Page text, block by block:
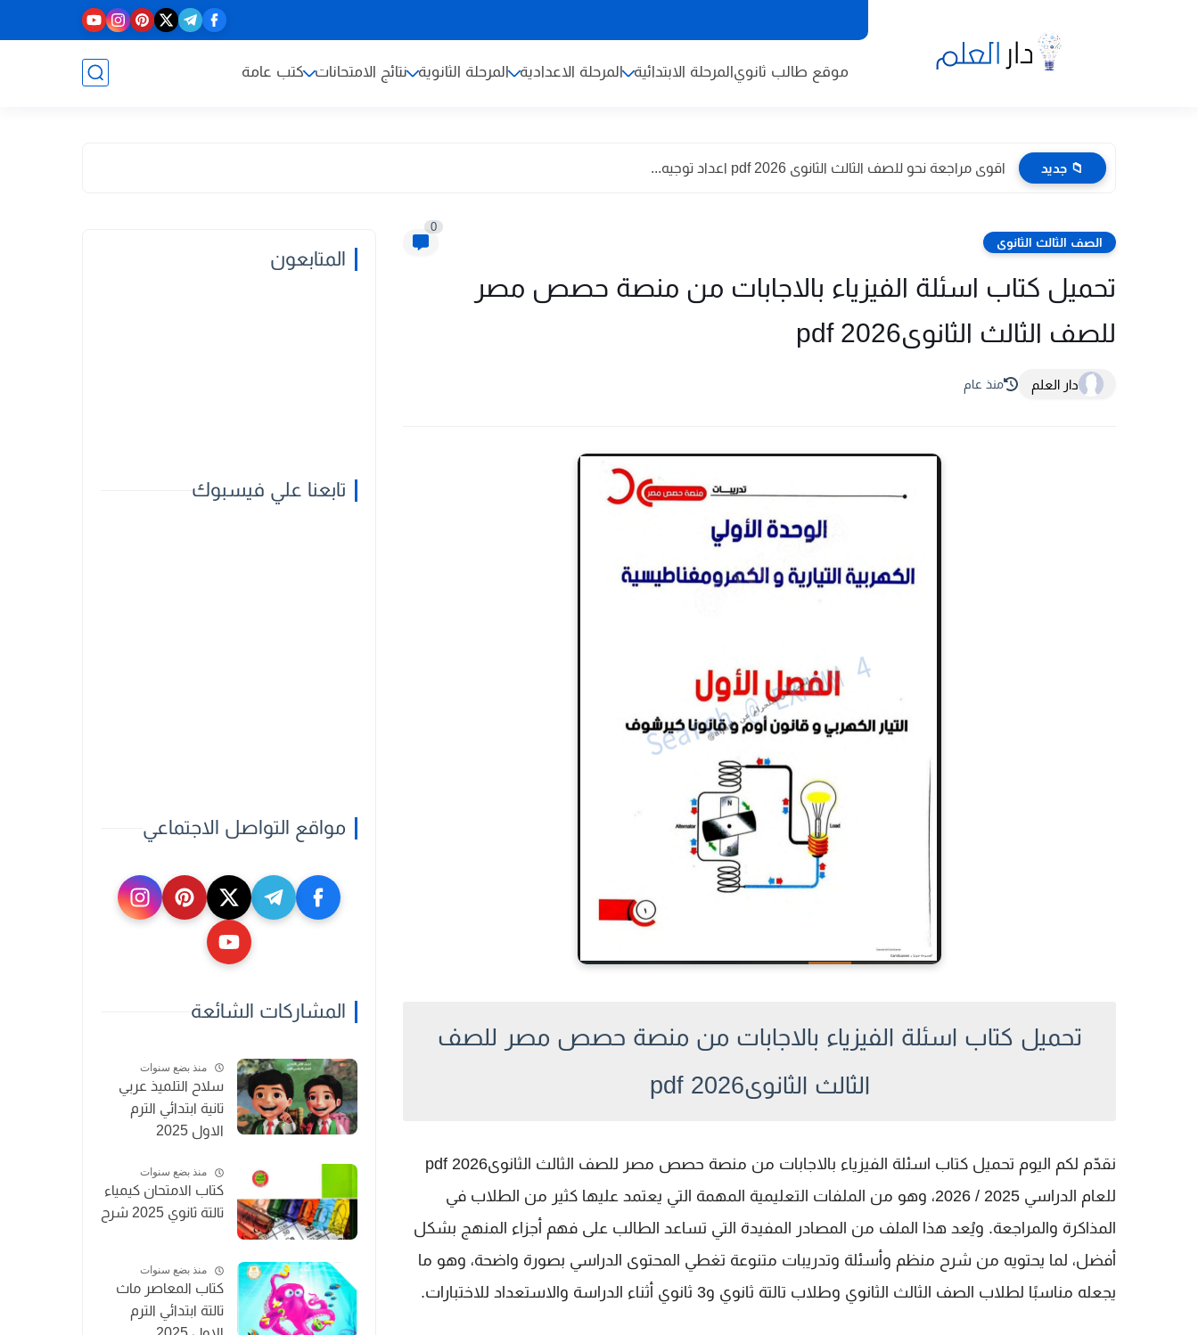
موقع طالب ثانويالمرحلة الابتدائية المرحلة الاعدادية المرحلة الثانوية نتائج الامتحانات كتب عامة
📁 جديد اقوى مراجعة نحو للصف الثالث الثانوى 2026 pdf اعداد توجيه...
الصف الثالث الثانوى
0
تحميل كتاب اسئلة الفيزياء بالاجابات من منصة حصص مصر
للصف الثالث الثانوى2026 pdf
دار العلم منذ عام
تحميل كتاب اسئلة الفيزياء بالاجابات من منصة حصص مصر للصف
الثالث الثانوى2026 pdf
نقدّم لكم اليوم تحميل كتاب اسئلة الفيزياء بالاجابات من منصة حصص مصر للصف الثالث الثانوى2026 pdf
للعام الدراسي 2025 / 2026، وهو من الملفات التعليمية المهمة التي يعتمد عليها كثير من الطلاب في
المذاكرة والمراجعة. ويُعد هذا الملف من المصادر المفيدة التي تساعد الطالب على فهم أجزاء المنهج بشكل
أفضل، لما يحتويه من شرح منظم وأسئلة وتدريبات متنوعة تغطي المحتوى الدراسي بصورة واضحة، وهو ما
يجعله مناسبًا لطلاب الصف الثالث الثانوي وطلاب تالتة ثانوي و3 ثانوي أثناء الدراسة والاستعداد للاختبارات.
المتابعون
تابعنا علي فيسبوك
مواقع التواصل الاجتماعي
المشاركات الشائعة
منذ بضع سنوات
سلاح التلميذ عربي
تانية ابتدائي الترم
الاول 2025
منذ بضع سنوات
كتاب الامتحان كيمياء
تالتة ثانوي 2025 شرح
منذ بضع سنوات
كتاب المعاصر ماث
تالتة ابتدائي الترم